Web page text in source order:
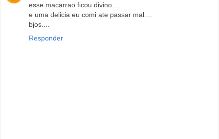
esse macarrao ficou divino....
e uma delicia eu comi ate passar mal....
bjos....
Responder